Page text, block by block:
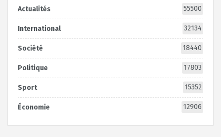
Actualités 55500
International 32134
Société 18440
Politique 17803
Sport 15352
Économie 12906